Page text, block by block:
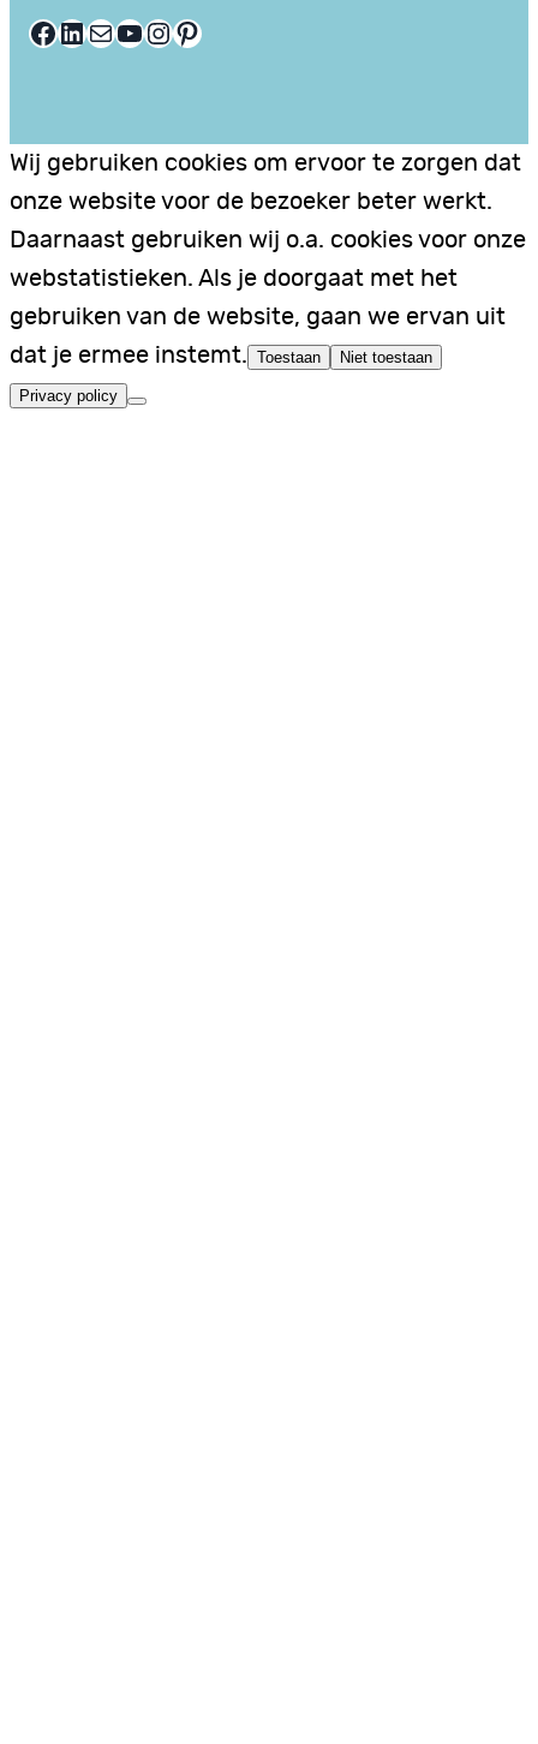
Facebook LinkedIn E-mail YouTube InstagramPinterest
Wij gebruiken cookies om ervoor te zorgen dat
onze website voor de bezoeker beter werkt.
Daarnaast gebruiken wij o.a. cookies voor onze
webstatistieken. Als je doorgaat met het
gebruiken van de website, gaan we ervan uit
dat je ermee instemt. Toestaan Niet toestaan
Privacy policy